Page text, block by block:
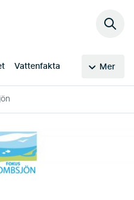
Vattenfakta Mer
Sök